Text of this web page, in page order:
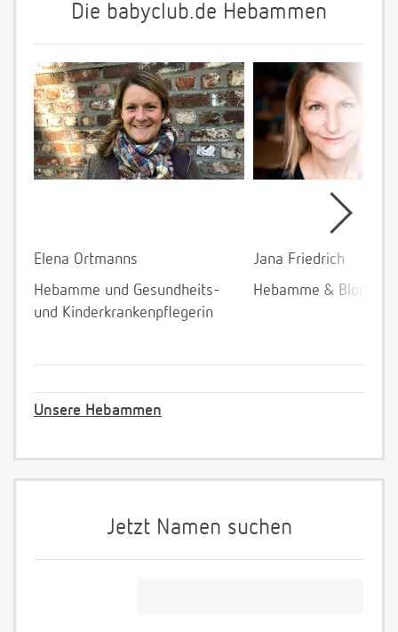
Die babyclub.de Hebammen
Elena Ortmanns
Hebamme und Gesundheits-
und Kinderkrankenpflegerin
Jana Friedrich
Hebamme &
Unsere Hebammen
Jetzt Namen suchen